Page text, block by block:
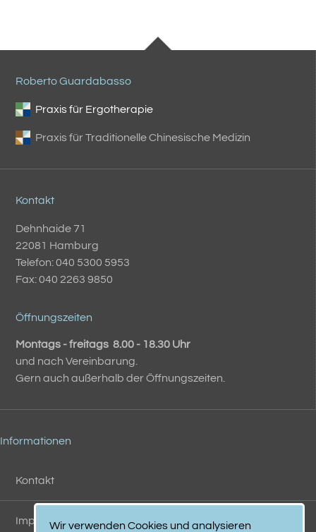
Wir verwenden Cookies und analysieren
Roberto Guardabasso
Praxis für Ergotherapie
Praxis für Traditionelle Chinesische Medizin
Kontakt
Dehnhaide 71
22081 Hamburg
Telefon: 040 5300 5953
Fax: 040 2263 9850
Öffnungszeiten
Montags - freitags 8.00 - 18.30 Uhr
und nach Vereinbarung.
Gern auch außerhalb der Öffnungszeiten.
Informationen
Kontakt
Impressum